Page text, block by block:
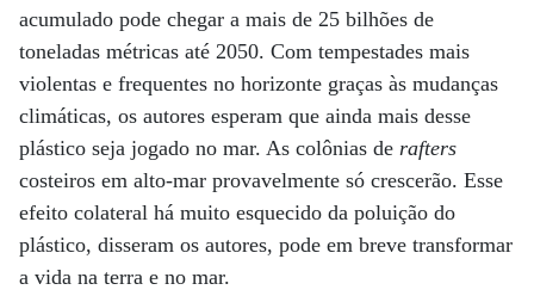
acumulado pode chegar a mais de 25 bilhões de
toneladas métricas até 2050. Com tempestades mais
violentas e frequentes no horizonte graças às mudanças
climáticas, os autores esperam que ainda mais desse
plástico seja jogado no mar. As colônias de rafters
costeiros em alto-mar provavelmente só crescerão. Esse
efeito colateral há muito esquecido da poluição do
plástico, disseram os autores, pode em breve transformar
a vida na terra e no mar.